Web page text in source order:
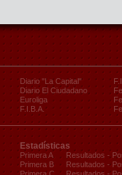
Diario "La Capital"
Diario El Ciudadano
Euroliga
F.I.B.A.
Estadísticas
Primera A
Primera B
Resultados -
Resultados -